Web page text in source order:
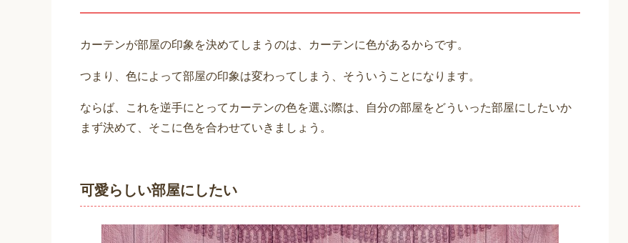
カーテンが部屋の印象を決めてしまうのは、カーテンに色があるからです。
つまり、色によって部屋の印象は変わってしまう、そういうことになります。
ならば、これを逆手にとってカーテンの色を選ぶ際は、自分の部屋をどういった部屋にしたいか
まず決めて、そこに色を合わせていきましょう。
可愛らしい部屋にしたい